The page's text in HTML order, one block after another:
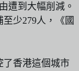
遭到大幅削減。
少279人，《國
了香港這個城市